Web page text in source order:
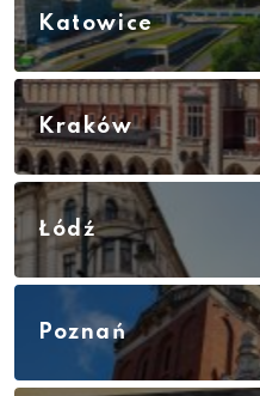
Katowice
Kraków
Łódź
Poznań